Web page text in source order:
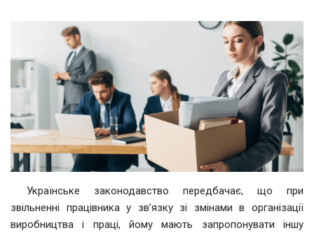
Українське законодавство передбачає, що при
звільненні працівника у зв’язку зі змінами в організації
виробництва і праці, йому мають запропонувати іншу